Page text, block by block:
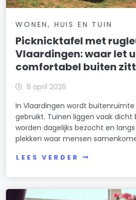
WONEN, HUIS EN TUIN
Picknicktafel met
Vlaardingen: waar let
comfortabel buiten
8 april 2026
In Vlaardingen wordt
gebruikt. Tuinen liggen vaak dicht
worden dagelijks bezocht en
plekken waar mensen
LEES VERDER